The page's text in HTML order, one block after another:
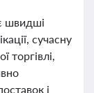
швидші
сучасну
торгівлі,
і